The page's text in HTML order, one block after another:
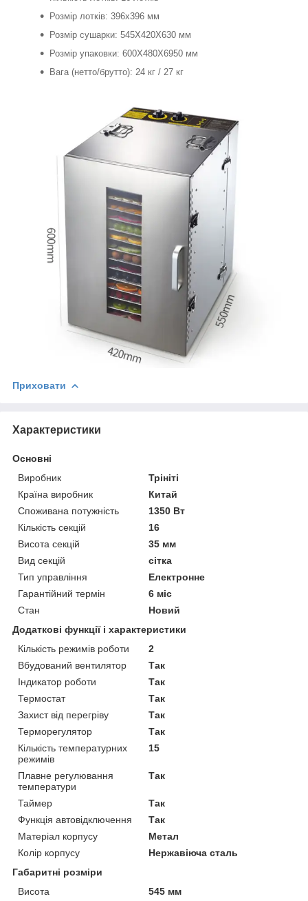
Розмір лотків: 396x396 мм
Розмір сушарки: 545X420X630 мм
Розмір упаковки: 600X480X6950 мм
Вага (нетто/брутто): 24 кг / 27 кг
Приховати
Характеристики
Основні
Виробник
Трініті
Країна виробник
Китай
Споживана потужність
1350 Вт
Кількість секцій
16
Висота секцій
35 мм
Вид секцій
сітка
Тип управління
Електронне
Гарантійний термін
6 міс
Стан
Новий
Додаткові функції і характеристики
Кількість режимів роботи
2
Вбудований вентилятор
Так
Індикатор роботи
Так
Термостат
Так
Захист від перегріву
Так
Терморегулятор
Так
Кількість температурних
режимів
15
Плавне регулювання
температури
Так
Таймер
Так
Функція автовідключення
Так
Матеріал корпусу
Метал
Колір корпусу
Нержавіюча сталь
Габаритні розміри
Висота
545 мм